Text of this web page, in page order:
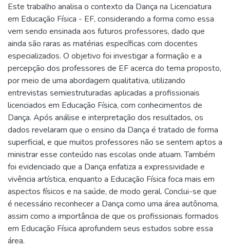
Este trabalho analisa o contexto da Dança na Licenciatura
em Educação Física - EF, considerando a forma como essa
vem sendo ensinada aos futuros professores, dado que
ainda são raras as matérias específicas com docentes
especializados. O objetivo foi investigar a formação e a
percepção dos professores de EF acerca do tema proposto,
por meio de uma abordagem qualitativa, utilizando
entrevistas semiestruturadas aplicadas a profissionais
licenciados em Educação Física, com conhecimentos de
Dança. Após análise e interpretação dos resultados, os
dados revelaram que o ensino da Dança é tratado de forma
superficial, e que muitos professores não se sentem aptos a
ministrar esse conteúdo nas escolas onde atuam. Também
foi evidenciado que a Dança enfatiza a expressividade e
vivência artística, enquanto a Educação Física foca mais em
aspectos físicos e na saúde, de modo geral. Conclui-se que
é necessário reconhecer a Dança como uma área autônoma,
assim como a importância de que os profissionais formados
em Educação Física aprofundem seus estudos sobre essa
área.